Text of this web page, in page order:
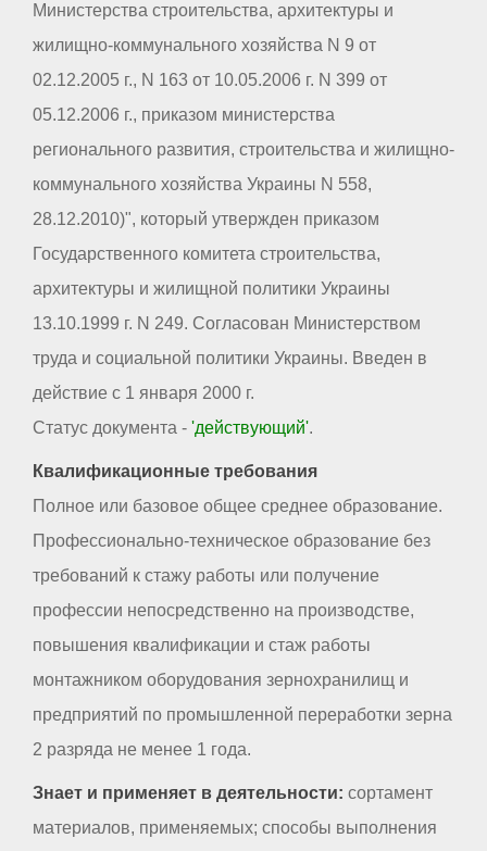
Министерства строительства, архитектуры и
жилищно-коммунального хозяйства N 9 от
02.12.2005 г., N 163 от 10.05.2006 г. N 399 от
05.12.2006 г., приказом министерства
регионального развития, строительства и жилищно-
коммунального хозяйства Украины N 558,
28.12.2010)", который утвержден приказом
Государственного комитета строительства,
архитектуры и жилищной политики Украины
13.10.1999 г. N 249. Согласован Министерством
труда и социальной политики Украины. Введен в
действие с 1 января 2000 г.
Статус документа - 'действующий'.
Квалификационные требования
Полное или базовое общее среднее образование.
Профессионально-техническое образование без
требований к стажу работы или получение
профессии непосредственно на производстве,
повышения квалификации и стаж работы
монтажником оборудования зернохранилищ и
предприятий по промышленной переработки зерна
2 разряда не менее 1 года.
Знает и применяет в деятельности: сортамент
материалов, применяемых; способы выполнения